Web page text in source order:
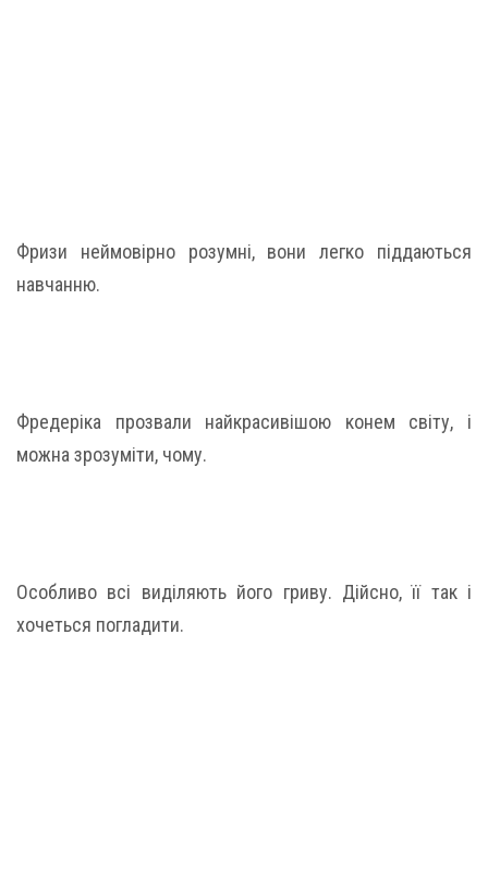
Фризи неймовірно розумні, вони легко піддаються
навчанню.
Фредеріка прозвали найкрасивішою конем світу, і
можна зрозуміти, чому.
Особливо всі виділяють його гриву. Дійсно, її так і
хочеться погладити.